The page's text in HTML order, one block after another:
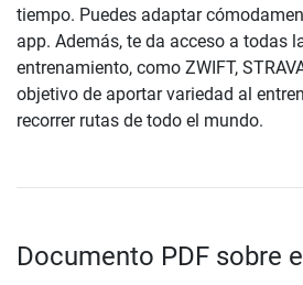
tiempo. Puedes adaptar
app. Además, te da acceso a todas
entrenamiento, como ZWIFT,
objetivo de aportar variedad al
recorrer rutas de todo el mundo.
Documento PDF sobre